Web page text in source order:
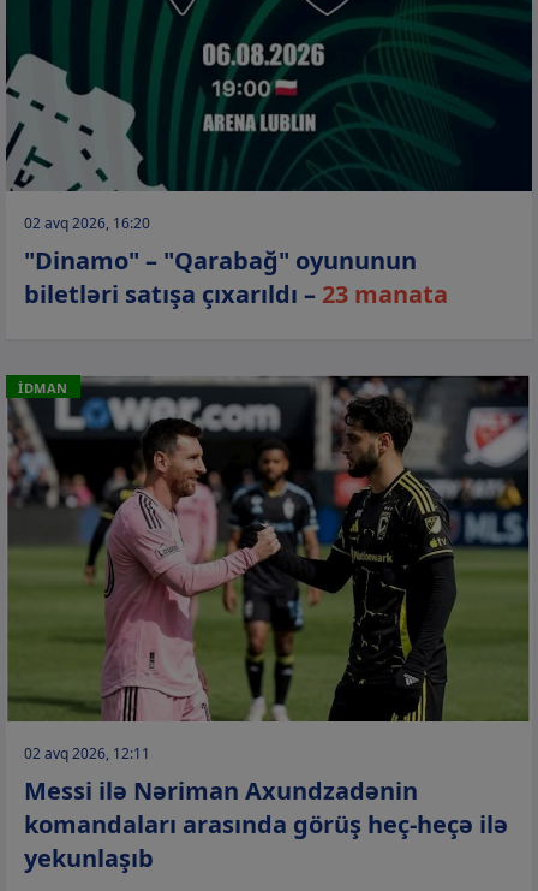
02 avq 2026, 16:20
"Dinamo" – "Qarabağ" oyununun
biletləri satışa çıxarıldı – 23 manata
İDMAN
02 avq 2026, 12:11
Messi ilə Nəriman Axundzadənin
komandaları arasında görüş heç-heçə ilə
yekunlaşıb